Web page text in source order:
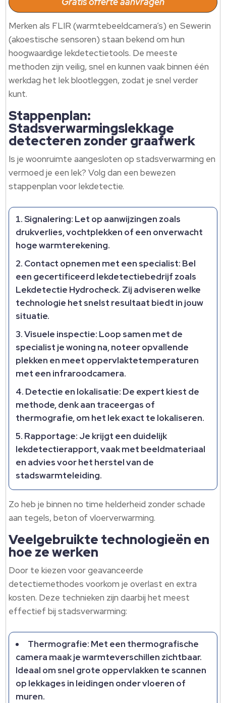
Merken als FLIR (warmtebeeldcamera’s) en Sewerin
(akoestische sensoren) staan bekend om hun
hoogwaardige lekdetectietools. De meeste
methoden zijn veilig, snel en kunnen vaak binnen één
werkdag het lek blootleggen, zodat je snel verder
kunt.
Stappenplan:
Stadsverwarmingslekkage
detecteren zonder graafwerk
Is je woonruimte aangesloten op stadsverwarming en
vermoed je een lek? Volg dan een bewezen
stappenplan voor lekdetectie.
Signalering: Let op aanwijzingen zoals
drukverlies, vochtplekken of een onverwacht
hoge warmterekening.
Contact opnemen met een specialist: Bel
een gecertificeerd lekdetectiebedrijf zoals
Lekdetectie Hydrocheck. Zij adviseren welke
technologie het snelst resultaat biedt in jouw
situatie.
Visuele inspectie: Loop samen met de
specialist je woning na, noteer opvallende
plekken en meet oppervlaktetemperaturen
met een infraroodcamera.
Detectie en lokalisatie: De expert kiest de
methode, denk aan traceergas of
thermografie, om het lek exact te lokaliseren.
Rapportage: Je krijgt een duidelijk
lekdetectierapport, vaak met beeldmateriaal
en advies voor het herstel van de
stadswarmteleiding.
Zo heb je binnen no time helderheid zonder schade
aan tegels, beton of vloerverwarming.
Veelgebruikte technologieën en
hoe ze werken
Door te kiezen voor geavanceerde
detectiemethodes voorkom je overlast en extra
kosten. Deze technieken zijn daarbij het meest
effectief bij stadsverwarming:
Thermografie: Met een thermografische
camera maak je warmteverschillen zichtbaar.
Ideaal om snel grote oppervlakken te scannen
op lekkages in leidingen onder vloeren of
muren.